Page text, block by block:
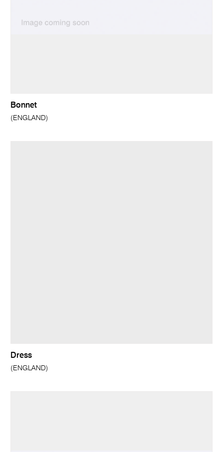
Bonnet
(ENGLAND)
Dress
(ENGLAND)